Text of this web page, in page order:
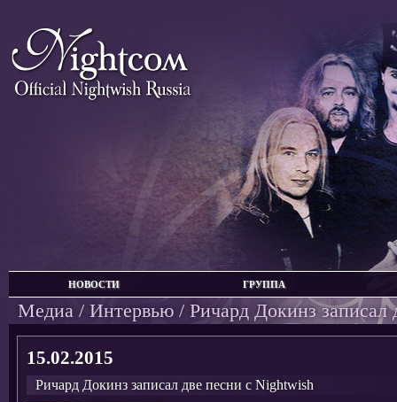
НОВОСТИ ГРУППА
Медиа / Интервью / Ричард Докинз
15.02.2015
Ричард Докинз записал две песни с Nightwish